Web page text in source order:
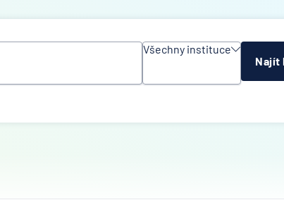
Všechny instituce
instituce
Česká
Najít